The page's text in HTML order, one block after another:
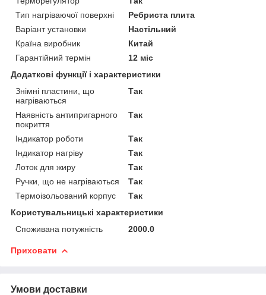
Тип нагріваючої поверхні
Ребриста плита
Варіант установки
Настільний
Країна виробник
Китай
Гарантійний термін
12 міс
Додаткові функції і характеристики
Знімні пластини, що
нагріваються
Так
Наявність антипригарного
покриття
Так
Індикатор роботи
Так
Індикатор нагріву
Так
Лоток для жиру
Так
Ручки, що не нагріваються
Так
Термоізольований корпус
Так
Користувальницькі характеристики
Споживана потужність
2000.0
Приховати
Умови доставки